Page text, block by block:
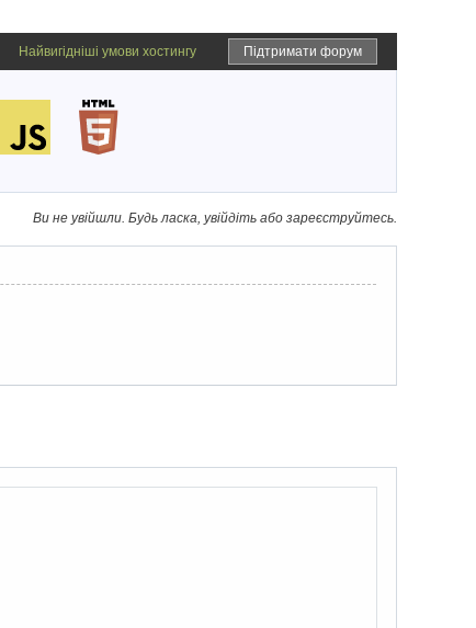
Підтримати форум
Найвигідніші умови хостингу
Ви не увійшли. Будь ласка, увійдіть або зареєструйтесь.